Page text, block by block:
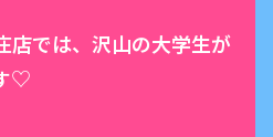
店では、沢山の大学生が
♡